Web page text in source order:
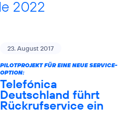
2022
23. August 2017
PILOTPROJEKT FÜR EINE NEUE SERVICE-
OPTION:
Telefónica
Deutschland führt
Rückrufservice ein